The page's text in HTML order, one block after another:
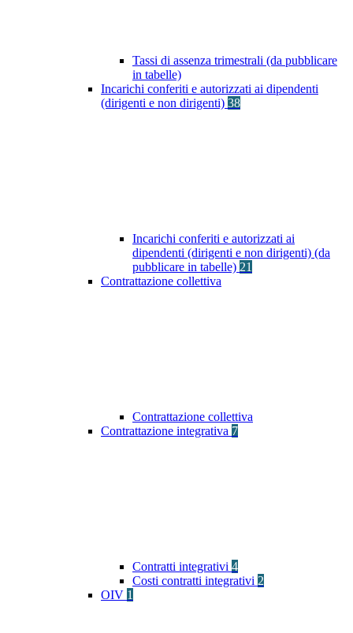
Tassi di assenza trimestrali (da pubblicare
in tabelle)
Incarichi conferiti e autorizzati ai dipendenti
(dirigenti e non dirigenti) 38
Incarichi conferiti e autorizzati ai
dipendenti (dirigenti e non dirigenti) (da
pubblicare in tabelle) 21
Contrattazione collettiva
Contrattazione collettiva
Contrattazione integrativa 7
Contratti integrativi 4
Costi contratti integrativi 2
OIV 1